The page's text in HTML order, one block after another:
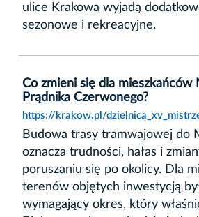
ulice Krakowa wyjadą
sezonowe i rekreacyjne.
Co zmieni się dla mieszkańców
Prądnika Czerwonego?
https://krakow.pl/
Budowa trasy tramwajowej do
oznacza trudności, hałas i
poruszaniu się po okolicy. Dla
terenów objętych inwestycją
wymagający okres, który